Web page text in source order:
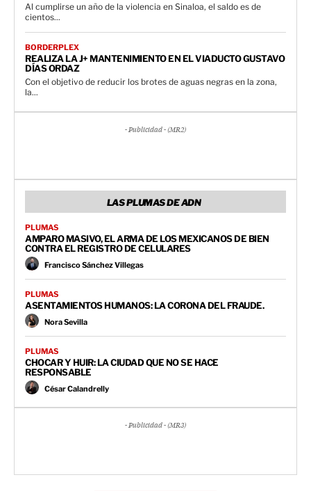
Al cumplirse un año de la violencia en Sinaloa, el saldo es de
cientos...
BORDERPLEX
REALIZA LA J+ MANTENIMIENTO EN EL VIADUCTO GUSTAVO
DÍAS ORDAZ
Con el objetivo de reducir los brotes de aguas negras en la zona,
la...
- Publicidad - (MR2)
LAS PLUMAS DE ADN
PLUMAS
AMPARO MASIVO, EL ARMA DE LOS MEXICANOS DE BIEN
CONTRA EL REGISTRO DE CELULARES
Francisco Sánchez Villegas
PLUMAS
ASENTAMIENTOS HUMANOS: LA CORONA DEL FRAUDE.
Nora Sevilla
PLUMAS
CHOCAR Y HUIR: LA CIUDAD QUE NO SE HACE
RESPONSABLE
César Calandrelly
- Publicidad - (MR3)